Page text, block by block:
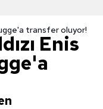
transfer oluyor!
Enis